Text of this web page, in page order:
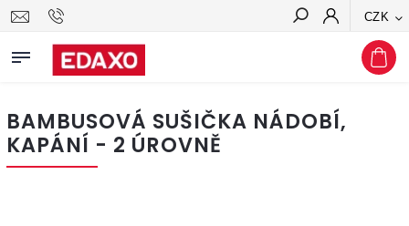
CZK
Hledat
BAMBUSOVÁ SUŠIČKA NÁDOBÍ,
KAPÁNÍ - 2 ÚROVNĚ